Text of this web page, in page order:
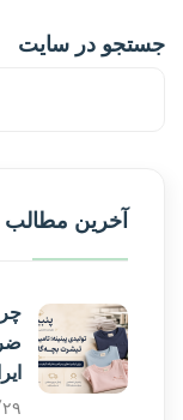
جستجو در سایت
آخرین مطالب